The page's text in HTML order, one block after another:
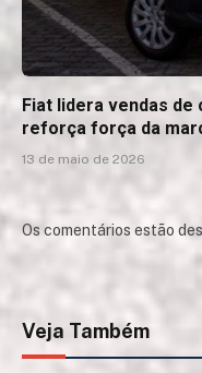
Fiat lidera vendas de
reforça força da
13 de maio de 2026
Os comentários estão
Veja Também